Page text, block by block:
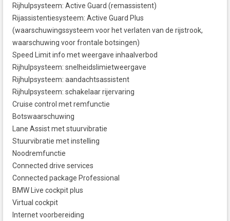
Rijhulpsysteem: Active Guard (remassistent)
Rijassistentiesysteem: Active Guard Plus
(waarschuwingssysteem voor het verlaten van de rijstrook,
waarschuwing voor frontale botsingen)
Speed Limit info met weergave inhaalverbod
Rijhulpsysteem: snelheidslimietweergave
Rijhulpsysteem: aandachtsassistent
Rijhulpsysteem: schakelaar rijervaring
Cruise control met remfunctie
Botswaarschuwing
Lane Assist met stuurvibratie
Stuurvibratie met instelling
Noodremfunctie
Connected drive services
Connected package Professional
BMW Live cockpit plus
Virtual cockpit
Internet voorbereiding